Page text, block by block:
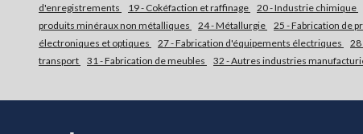
d'enregistrements
19 - Cokéfaction et raffinage 20 - Industrie chimique
produits minéraux non métalliques
24 - Métallurgie 25 - Fabrication de
électroniques et optiques
27 - Fabrication d'équipements électriques 28
transport
31 - Fabrication de meubles 32 - Autres industries